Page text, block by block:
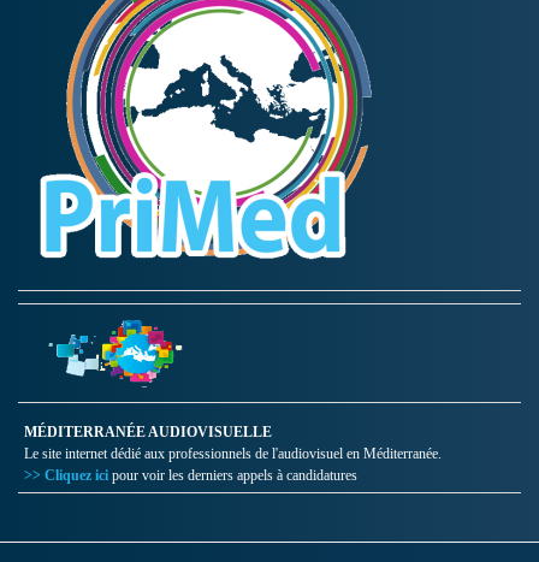
MÉDITERRANÉE AUDIOVISUELLE
Le site internet dédié aux professionnels de l'audiovisuel en Méditerranée.
>> Cliquez ici pour voir les derniers appels à candidatures